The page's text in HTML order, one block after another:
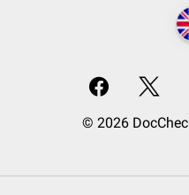
© 2026